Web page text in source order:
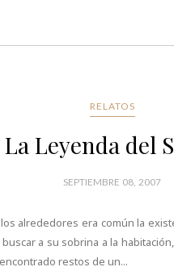
RELATOS
La Leyenda del
SEPTIEMBRE 08, 2007
alrededores era común la
a su sobrina a la
restos de un...